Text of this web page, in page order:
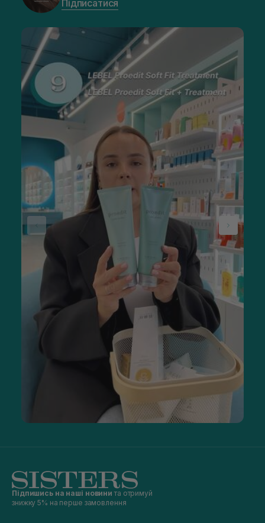
Підписатися
Підпишись на наші новини та отримуй
знижку 5% на перше замовлення